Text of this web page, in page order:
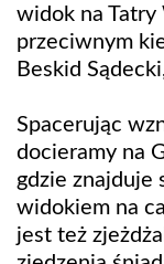
widok na
przeciwnym
Beskid
Spacerując
docieramy na
gdzie znajduje
widokiem na
jest też